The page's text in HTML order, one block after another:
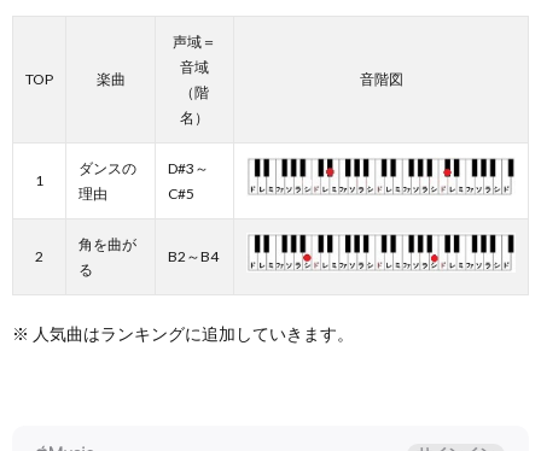
TOP 楽曲
声域＝
音域
（階
名）
音階図
1
ダンスの
理由
D#3～
C#5
2
角を曲が
る
B2～B4
※ 人気曲はランキングに追加していきます。